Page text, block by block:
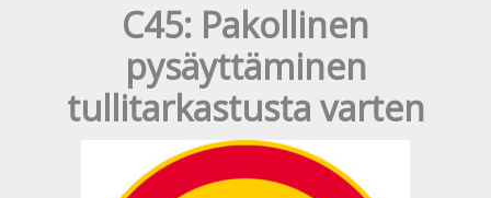
C45: Pakollinen
pysäyttäminen
tullitarkastusta varten